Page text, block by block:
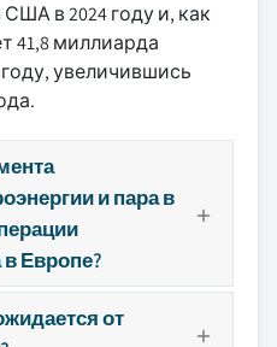
в 2024 году и, как
41,8 миллиарда
увеличившись
и пара в
Европе?
от